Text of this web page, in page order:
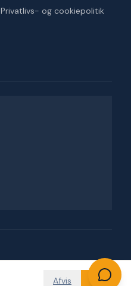
Privatlivs- og cookiepolitik
Afvis OK